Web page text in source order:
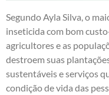
Segundo Ayla Silva, o
inseticida com bom
agricultores e as
destroem suas
sustentáveis e serviços
condição de vida das